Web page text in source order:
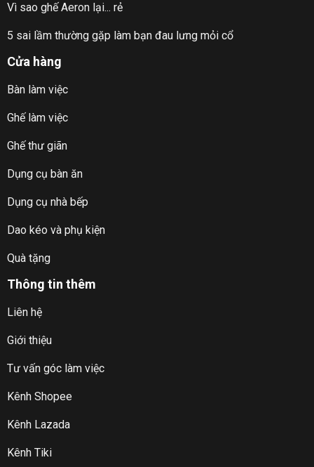
Vì sao ghế Aeron lại... rẻ
5 sai lầm thường gặp làm bạn đau lưng mỏi cổ
Cửa hàng
Bàn làm việc
Ghế làm việc
Ghế thư giãn
Dụng cụ bàn ăn
Dụng cụ nhà bếp
Dao kéo và phụ kiện
Quà tặng
Thông tin thêm
Liên hệ
Giới thiệu
Tư vấn góc làm việc
Kênh Shopee
Kênh Lazada
Kênh Tiki